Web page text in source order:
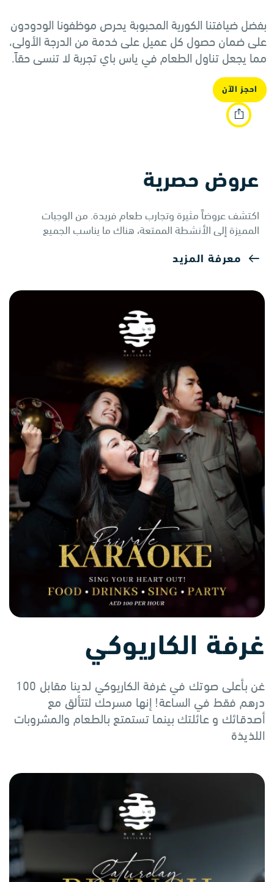
بفضل ضيافتنا الكورية المحبوبة يحرص موظفونا الودودون
على ضمان حصول كل عميل على خدمة من الدرجة الأولى،
مما يجعل تناول الطعام في ياس باي تجربة لا تنسى حقاً.
احجز الآن
عروض حصرية
اكتشف عروضاً مثيرة وتجارب طعام فريدة. من الوجبات
المميزة إلى الأنشطة الممتعة، هناك ما يناسب الجميع
معرفة المزيد
غرفة الكاريوكي
غن بأعلى صوتك في غرفة الكاريوكي لدينا مقابل 100
درهم فقط في الساعة! إنها مسرحك لتتألق مع
أصدقائك و عائلتك بينما تستمتع بالطعام والمشروبات
اللذيذة